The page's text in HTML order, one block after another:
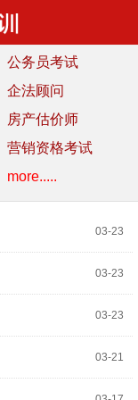
公务员考试
企法顾问
房产估价师
营销资格考试
more.....
03-23
03-23
03-23
03-21